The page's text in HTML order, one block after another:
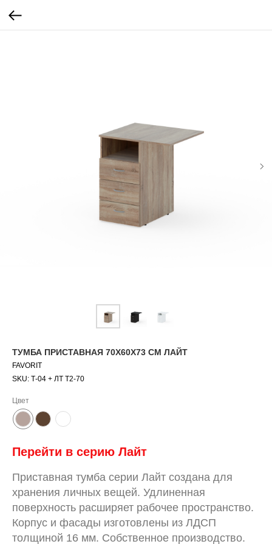
ТУМБА ПРИСТАВНАЯ 70Х60Х73 СМ ЛАЙТ
FAVORIT
SKU: Т-04 + ЛТ Т2-70
Цвет
Перейти в серию Лайт
Приставная тумба серии Лайт создана для
хранения личных вещей. Удлиненная
поверхность расширяет рабочее пространство.
Корпус и фасады изготовлены из ЛДСП
толщиной 16 мм. Собственное производство.